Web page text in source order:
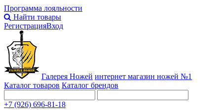
Программа лояльности
Найти товары
РегистрацияВход
Галерея Ножей интернет магазин ножей №1
Каталог товаров Каталог брендов
+7 (926) 696-81-18